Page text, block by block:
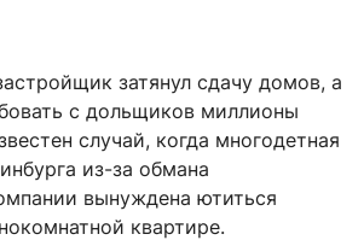
затянул сдачу домов, а
с дольщиков миллионы
случай, когда многодетная
из-за обмана
вынуждена ютиться
квартире.